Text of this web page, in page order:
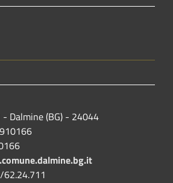
Dalmine (BG) - 24044
62.24.711